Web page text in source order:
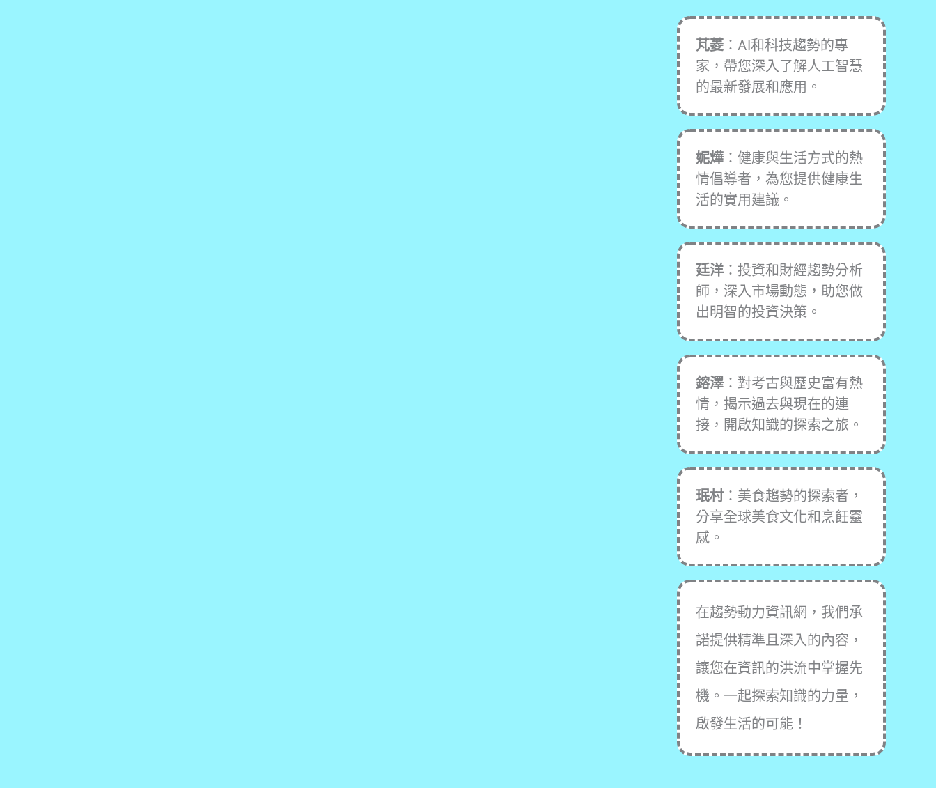
芃菱：AI和科技趨勢的專
家，帶您深入了解人工智慧
的最新發展和應用。
妮燁：健康與生活方式的熱
情倡導者，為您提供健康生
活的實用建議。
廷洋：投資和財經趨勢分析
師，深入市場動態，助您做
出明智的投資決策。
鎔澤：對考古與歷史富有熱
情，揭示過去與現在的連
接，開啟知識的探索之旅。
珉村：美食趨勢的探索者，
分享全球美食文化和烹飪靈
感。
在趨勢動力資訊網，我們承
諾提供精準且深入的內容，
讓您在資訊的洪流中掌握先
機。一起探索知識的力量，
啟發生活的可能！